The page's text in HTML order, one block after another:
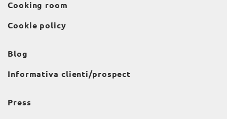
Cooking room
Cookie policy
Blog
Informativa clienti/prospect
Press